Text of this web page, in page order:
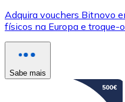
Adquira vouchers Bitnovo
físicos na Europa e troque-
Sabe mais